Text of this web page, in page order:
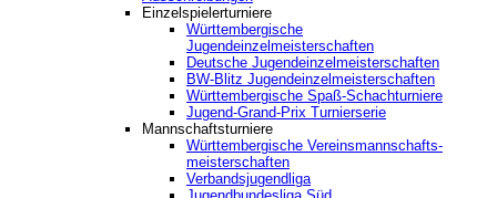
Einzelspielerturniere
Württembergische
Jugendeinzelmeisterschaften
Deutsche Jugendeinzelmeisterschaften
BW-Blitz Jugendeinzelmeisterschaften
Württembergische Spaß-Schachturniere
Jugend-Grand-Prix Turnierserie
Mannschaftsturniere
Württembergische Vereinsmannschafts-
meisterschaften
Verbandsjugendliga